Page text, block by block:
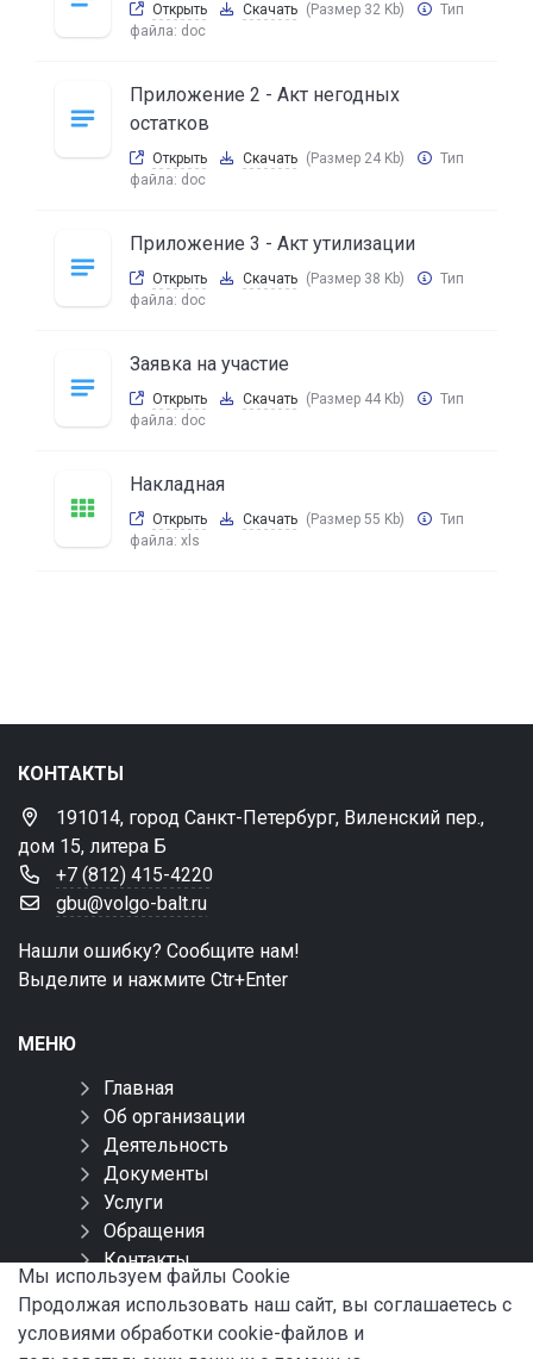
Открыть Скачать (Размер 32 Kb)
Тип
файла: doc
Приложение 2 - Акт негодных
остатков
Открыть Скачать (Размер 24 Kb)
Тип
файла: doc
Приложение 3 - Акт утилизации
Открыть Скачать (Размер 38 Kb)
Тип
файла: doc
Заявка на участие
Открыть Скачать (Размер 44 Kb)
Тип
файла: doc
Накладная
Открыть Скачать (Размер 55 Kb)
Тип
файла: xls
КОНТАКТЫ
191014, город Санкт-Петербург, Виленский пер.,
дом 15, литера Б
+7 (812) 415-4220
gbu@volgo-balt.ru
Нашли ошибку? Сообщите нам!
Выделите и нажмите Ctr+Enter
МЕНЮ
Главная
Об организации
Деятельность
Документы
Услуги
Обращения
Контакты
Карта сайта
СОЦИАЛЬНЫЕ СЕТИ
Мы используем файлы Сookie
Продолжая использовать наш сайт, вы соглашаетесь с
условиями обработки cookie-файлов и